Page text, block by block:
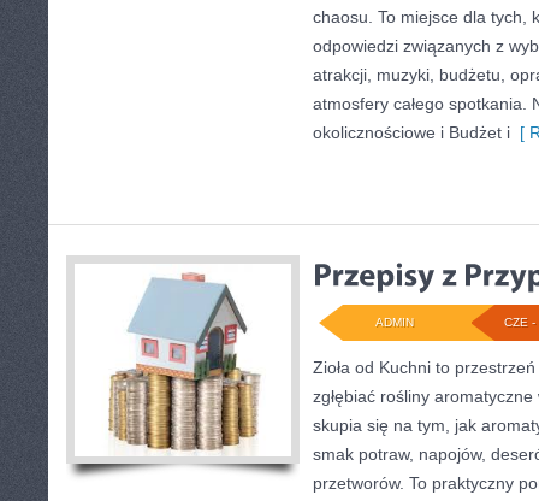
chaosu. To miejsce dla tych,
odpowiedzi związanych z
atrakcji, muzyki, budżetu,
atmosfery całego spotkania.
okolicznościowe i Budżet i [
CZE -
ADMIN
Zioła od Kuchni to
zgłębiać rośliny
skupia się na tym, jak
smak potraw, napojów,
przetworów. To praktyczny